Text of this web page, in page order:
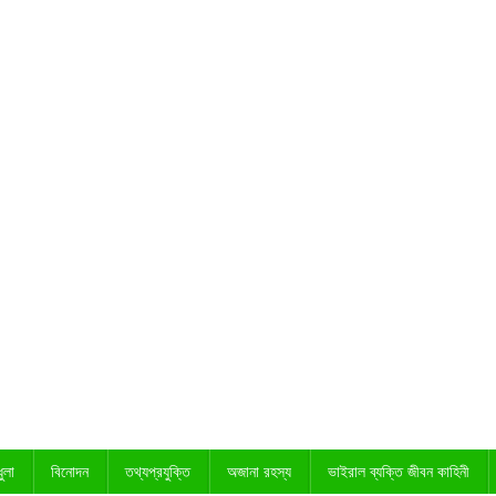
বিনোদন তথ্যপ্রযুক্তি অজানা রহস্য ভাইরাল ব্যক্তি জীবন কাহিনী